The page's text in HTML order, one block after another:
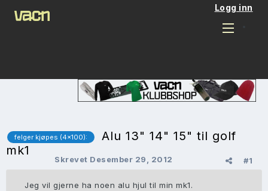
Logg inn
felger kjøpes (4x100):
Alu 13" 14" 15" til golf
mk1
#1
Skrevet Desember 29, 2012
Jeg vil gjerne ha noen alu hjul til min mk1.